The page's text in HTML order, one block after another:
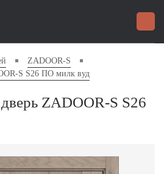
ZADOOR-S
S S26 ПО милк вуд
ZADOOR-S S26